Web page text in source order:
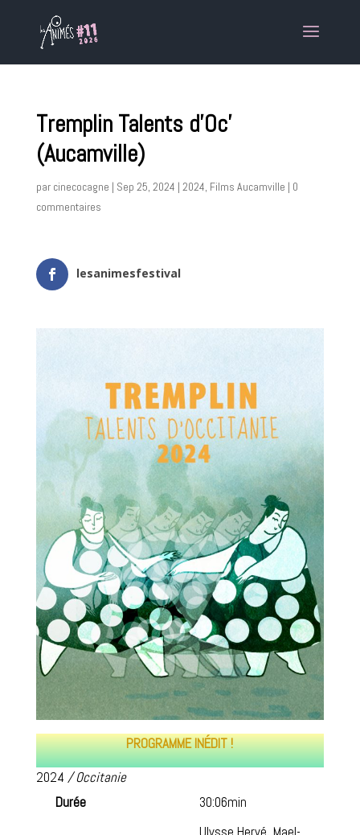
Tremplin Talents d’Oc’
(Aucamville)
par cinecocagne | Sep 25, 2024 | 2024, Films Aucamville | 0
commentaires
lesanimesfestival
PROGRAMME INÉDIT !
2024 / Occitanie
Durée
30:06min